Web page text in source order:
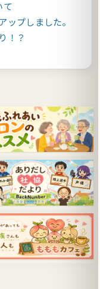
て
ップしました。
！？